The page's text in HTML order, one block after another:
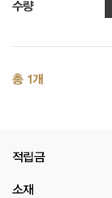
수량
총 1개
적립금
소재